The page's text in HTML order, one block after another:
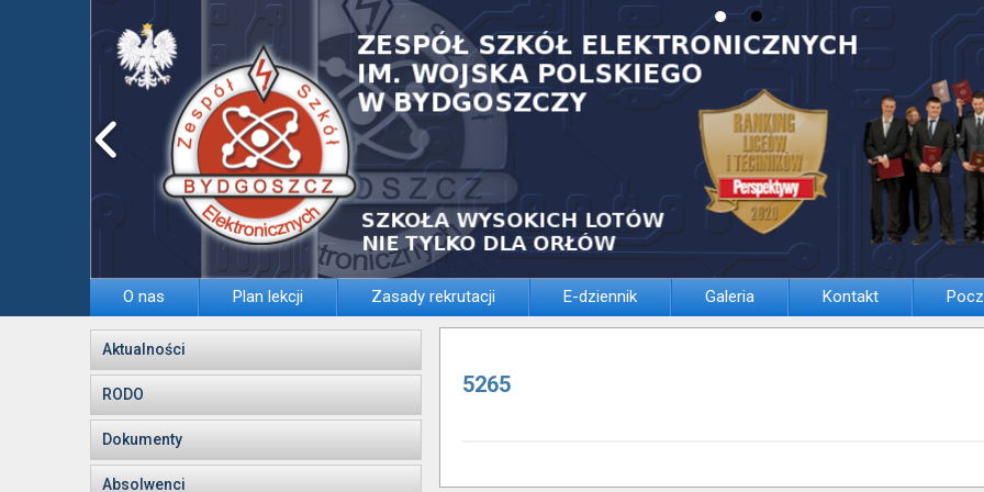
O nas Plan lekcji Zasady rekrutacji E-dziennik Galeria Kontakt
Aktualności
RODO
Dokumenty
Absolwenci
5265